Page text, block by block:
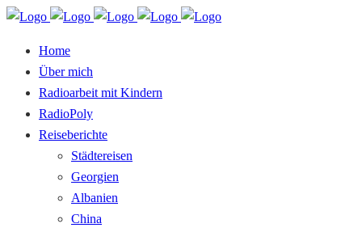
Home
Über mich
Radioarbeit mit Kindern
RadioPoly
Reiseberichte
Städtereisen
Georgien
Albanien
China